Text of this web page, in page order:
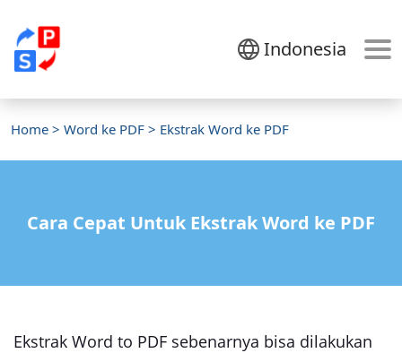
Indonesia
Home > Word ke PDF > Ekstrak Word ke PDF
Cara Cepat Untuk Ekstrak Word ke PDF
Ekstrak Word to PDF sebenarnya bisa dilakukan